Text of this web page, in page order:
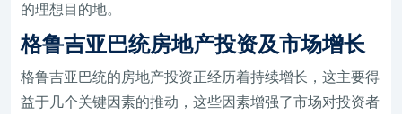
的理想目的地。
格鲁吉亚巴统房地产投资及市场增长
格鲁吉亚巴统的房地产投资正经历着持续增长，这主要得
益于几个关键因素的推动，这些因素增强了市场对投资者